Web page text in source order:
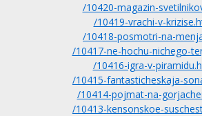
/10420-magazin-
/10419-vrachi-v-
/10418-posmotri-na-
/10417-ne-hochu-nichego-
/10416-igra-v-
/10415-fantasticheskaja-
/10414-pojmat-na-
/10413-kensonskoe-